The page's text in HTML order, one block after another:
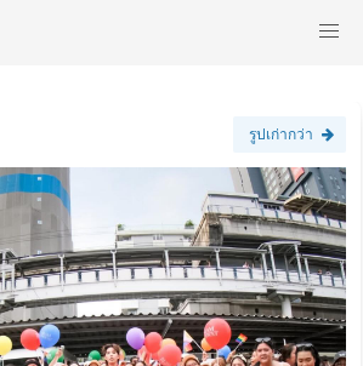
รูปเก่ากว่า